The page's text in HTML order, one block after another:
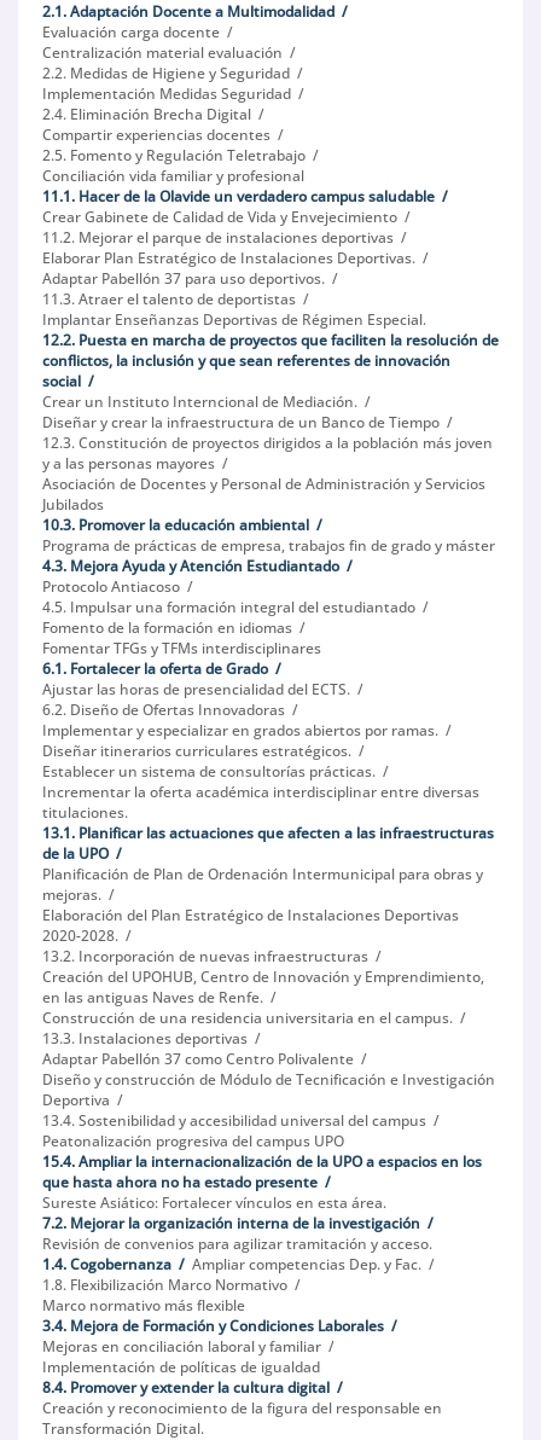
2.1. Adaptación Docente a Multimodalidad
Evaluación carga docente
Centralización material evaluación
2.2. Medidas de Higiene y Seguridad
Implementación Medidas Seguridad
2.4. Eliminación Brecha Digital
Compartir experiencias docentes
2.5. Fomento y Regulación Teletrabajo
Conciliación vida familiar y profesional
11.1. Hacer de la Olavide un verdadero campus saludable
Crear Gabinete de Calidad de Vida y Envejecimiento
11.2. Mejorar el parque de instalaciones deportivas
Elaborar Plan Estratégico de Instalaciones Deportivas.
Adaptar Pabellón 37 para uso deportivos.
11.3. Atraer el talento de deportistas
Implantar Enseñanzas Deportivas de Régimen Especial.
12.2. Puesta en marcha de proyectos que faciliten la resolución de
conflictos, la inclusión y que sean referentes de innovación
social
Crear un Instituto Interncional de Mediación.
Diseñar y crear la infraestructura de un Banco de Tiempo
12.3. Constitución de proyectos dirigidos a la población más joven
y a las personas mayores
Asociación de Docentes y Personal de Administración y Servicios
Jubilados
10.3. Promover la educación ambiental
Programa de prácticas de empresa, trabajos fin de grado y máster
4.3. Mejora Ayuda y Atención Estudiantado
Protocolo Antiacoso
4.5. Impulsar una formación integral del estudiantado
Fomento de la formación en idiomas
Fomentar TFGs y TFMs interdisciplinares
6.1. Fortalecer la oferta de Grado
Ajustar las horas de presencialidad del ECTS.
6.2. Diseño de Ofertas Innovadoras
Implementar y especializar en grados abiertos por ramas.
Diseñar itinerarios curriculares estratégicos.
Establecer un sistema de consultorías prácticas.
Incrementar la oferta académica interdisciplinar entre diversas
titulaciones.
13.1. Planificar las actuaciones que afecten a las infraestructuras
de la UPO
Planificación de Plan de Ordenación Intermunicipal para obras y
mejoras.
Elaboración del Plan Estratégico de Instalaciones Deportivas
2020-2028.
13.2. Incorporación de nuevas infraestructuras
Creación del UPOHUB, Centro de Innovación y Emprendimiento,
en las antiguas Naves de Renfe.
Construcción de una residencia universitaria en el campus.
13.3. Instalaciones deportivas
Adaptar Pabellón 37 como Centro Polivalente
Diseño y construcción de Módulo de Tecnificación e Investigación
Deportiva
13.4. Sostenibilidad y accesibilidad universal del campus
Peatonalización progresiva del campus UPO
15.4. Ampliar la internacionalización de la UPO a espacios en los
que hasta ahora no ha estado presente
Sureste Asiático: Fortalecer vínculos en esta área.
7.2. Mejorar la organización interna de la investigación
Revisión de convenios para agilizar tramitación y acceso.
1.4. Cogobernanza
Ampliar competencias Dep. y Fac.
1.8. Flexibilización Marco Normativo
Marco normativo más flexible
3.4. Mejora de Formación y Condiciones Laborales
Mejoras en conciliación laboral y familiar
Implementación de políticas de igualdad
8.4. Promover y extender la cultura digital
Creación y reconocimiento de la figura del responsable en
Transformación Digital.